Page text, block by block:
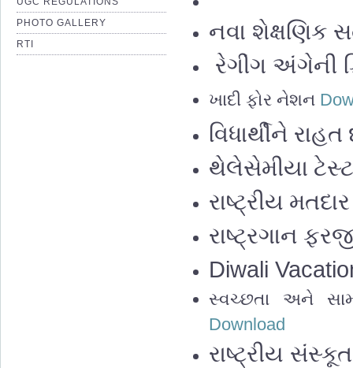
PHOTO GALLERY
RTI
નવા શેક્ષણિક
રેગીંગ અંગેની
ખાદી ફોર નેશન
વિધાર્થીને
થેલેસેમીયા
રાષ્ટ્રીય
રાષ્ટ્રગાન
Diwali
સ્વચ્છતા અને
Download
રાષ્ટ્રીય